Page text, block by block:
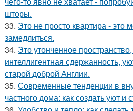
шторы.
33. Это не просто квартира - это
замедлиться.
34. Это утонченное
интеллигентная сдержанность,
старой доброй Англии.
35. Современные тенденции в
частного дома: как создать уют и